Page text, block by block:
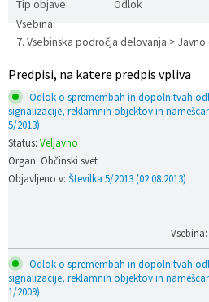
Tip objave:
Odlok
Vsebina:
7. Vsebinska področja delovanja >
Predpisi, na katere predpis vpliva
Odlok o spremembah in dopolnitvah
signalizacije, reklamnih objektov in
5/2013)
Status: Veljavno
Organ: Občinski svet
Objavljeno v: Številka 5/2013 (02.08.2013)
Odlok o spremembah in dopolnitvah
signalizacije, reklamnih objektov in
1/2009)
Prostorski dokumenti
Občinski predpisi
Skupna občinska uprava
Kontakt
Pogosta vprašanja
Lokacije defibrilatorjev
Števec kolesarjev
Hišna in ledinska imena